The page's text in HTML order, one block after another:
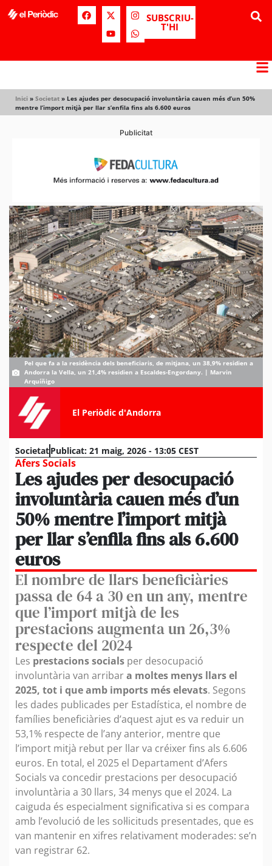
SUBSCRIU-
T'HI
Inici » Societat » Les ajudes per desocupació involuntària cauen més d’un 50%
mentre l’import mitjà per llar s’enfila fins als 6.600 euros
Publicitat
Pel que fa a la residència dels beneficiaris, de mitjana, un 38,9% residien a
Andorra la Vella, un 21,4% residien a Escaldes-Engordany. | Marvin
Arquíñigo
El Periòdic d'Andorra
SocietatPublicat: 21 maig, 2026 - 13:05 CEST
Afers Socials
Les ajudes per desocupació
involuntària cauen més d’un
50% mentre l’import mitjà
per llar s’enfila fins als 6.600
euros
El nombre de llars beneficiàries
passa de 64 a 30 en un any, mentre
que l’import mitjà de les
prestacions augmenta un 26,3%
respecte del 2024
Les prestacions socials per desocupació
involuntària van arribara moltes menys llars el
2025, tot i que amb imports més elevats. Segons
les dades publicades per Estadística, el nombre de
famílies beneficiàries d’aquest ajut es va reduir un
53,1% respecte de l’any anterior, mentre que
l’import mitjà rebut per llar va créixer fins als 6.606
euros. En total, el 2025 el Departament d’Afers
Socials va concedir prestacions per desocupació
involuntària a 30 llars, 34 menys que el 2024. La
caiguda és especialment significativa si es compara
amb l’evolució de les sol·licituds presentades, que es
van mantenir en xifres relativament moderades: se’n
van registrar 62.